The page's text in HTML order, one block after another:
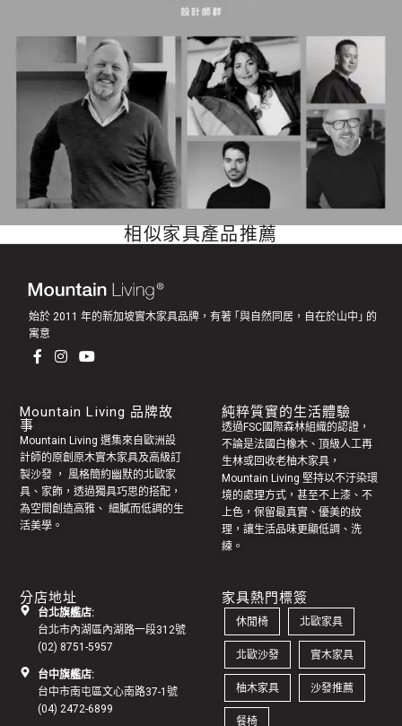
相似家具產品推薦
始於 2011 年的新加坡實木家具品牌，有著 ｢與自然同居，自在於山中｣ 的
寓意
Mountain Living 品牌故
事
Mountain Living 選集來自歐洲設
計師的原創 原木實木家具及高級訂
製沙發 ， 風格簡約幽默的北歐家
具 、家飾，透過獨具巧思的搭配，
為空間創造高雅、 細膩而低調的生
活美學。
純粹質實的生活體驗
透過FSC國際森林組織的認證，
不論是法國白橡木、頂級人工再
生林或回收老柚木家具 ，
Mountain Living 堅持以不汙染環
境的處理方式，甚至不上漆、不
上色，保留最真實、優美的紋
理，讓生活品味更顯低調、洗
練。
分店地址
台北旗艦店:
台北市內湖區內湖路一段312號
(02) 8751-5957
台中旗艦店:
台中市南屯區文心南路37-1號
(04) 2472-6899
家具熱門標簽
休閒椅 北歐家具
北歐沙發 實木家具
柚木家具 沙發推薦
餐椅